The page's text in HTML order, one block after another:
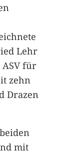
Lehr
ASV für
zehn
Drazen
mit